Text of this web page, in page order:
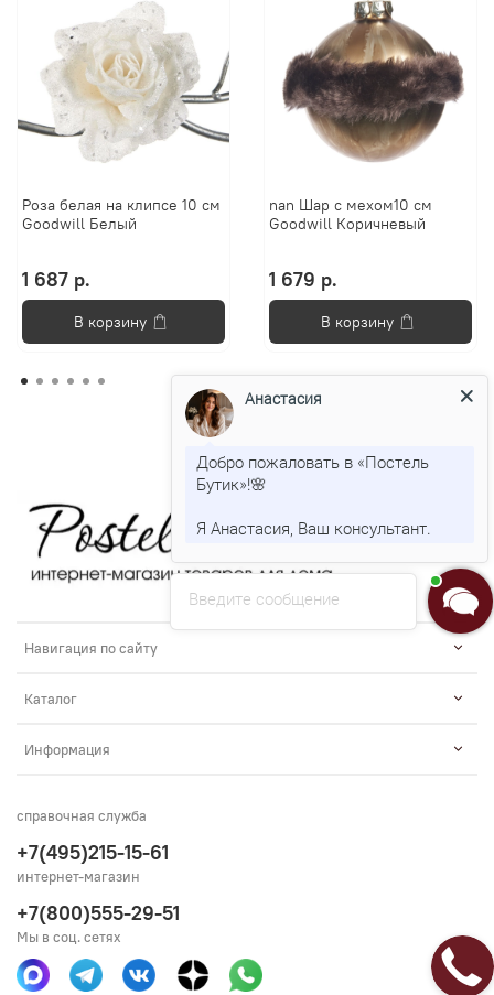
Роза белая на клипсе 10 см
Goodwill Белый
1 687 р.
В корзину
nan Шар с мехом10 см
Goodwill Коричневый
1 679 р.
В корзину
Навигация по сайту
Каталог
Информация
справочная служба
+7(495)215-15-61
интернет-магазин
+7(800)555-29-51
Мы в соц. сетях
Введите сообщение
Анастасия
Добро пожаловать в «Постель
Бутик»!🌸
Я Анастасия, Ваш консультант.